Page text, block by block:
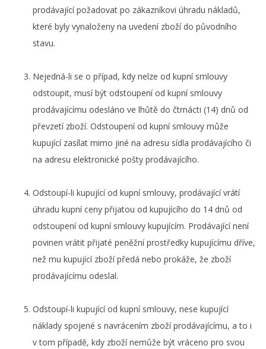
prodávající požadovat po zákazníkovi úhradu nákladů,
které byly vynaloženy na uvedení zboží do původního
stavu.
Nejedná-li se o případ, kdy nelze od kupní smlouvy
odstoupit, musí být odstoupení od kupní smlouvy
prodávajícímu odesláno ve lhůtě do čtrnácti (14) dnů od
převzetí zboží. Odstoupení od kupní smlouvy může
kupující zasílat mimo jiné na adresu sídla prodávajícího či
na adresu elektronické pošty prodávajícího.
Odstoupí-li kupující od kupní smlouvy, prodávající vrátí
úhradu kupní ceny přijatou od kupujícího do 14 dnů od
odstoupení od kupní smlouvy kupujícím. Prodávající není
povinen vrátit přijaté peněžní prostředky kupujícímu dříve,
než mu kupující zboží předá nebo prokáže, že zboží
prodávajícímu odeslal.
Odstoupí-li kupující od kupní smlouvy, nese kupující
náklady spojené s navrácením zboží prodávajícímu, a to i
v tom případě, kdy zboží nemůže být vráceno pro svou